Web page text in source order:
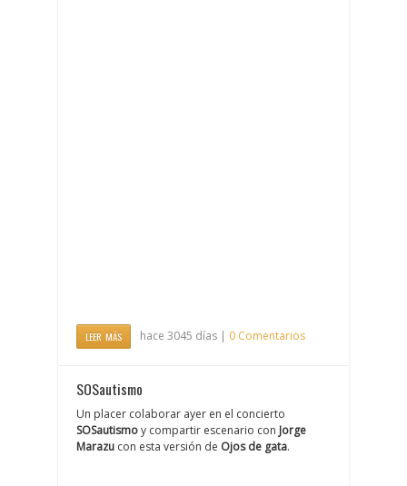
LEER MÁS hace 3045 días | 0 Comentarios
SOSautismo
Un placer colaborar ayer en el concierto
SOSautismoy compartir escenario con Jorge
Marazu con esta versión de Ojos de gata.